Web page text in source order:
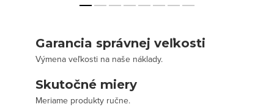
Garancia správnej veľkosti
Výmena veľkosti na naše náklady.
Skutočné miery
Meriame produkty ručne.